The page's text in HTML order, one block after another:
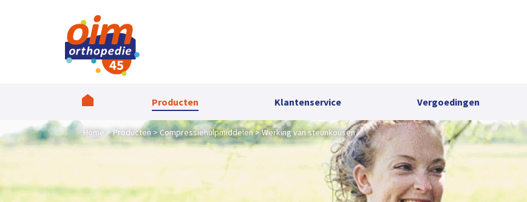
Producten Klantenservice Vergoedingen
Home Producten Compressiehulpmiddelen Werking van steunkousen